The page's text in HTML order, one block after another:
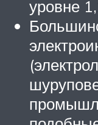
уровне